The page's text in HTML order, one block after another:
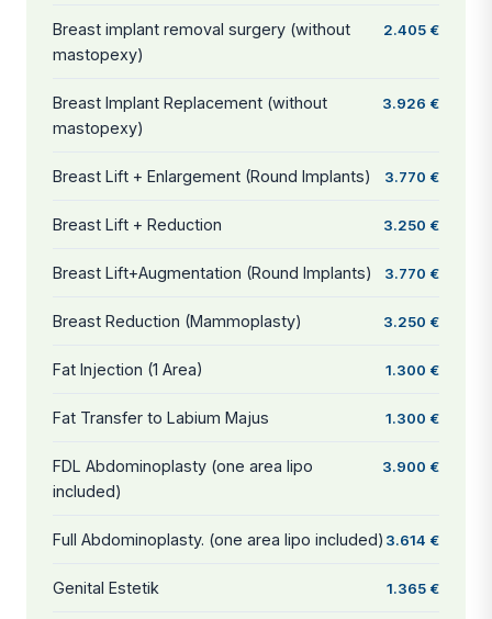
Breast implant removal surgery (without
mastopexy)
2.405 €
Breast Implant Replacement (without
mastopexy)
3.926 €
Breast Lift + Enlargement (Round Implants) 3.770 €
Breast Lift + Reduction 3.250 €
Breast Lift+Augmentation (Round Implants) 3.770 €
Breast Reduction (Mammoplasty) 3.250 €
Fat Injection (1 Area) 1.300 €
Fat Transfer to Labium Majus 1.300 €
FDL Abdominoplasty (one area lipo
included)
3.900 €
Full Abdominoplasty. (one area lipo included) 3.614 €
Genital Estetik 1.365 €